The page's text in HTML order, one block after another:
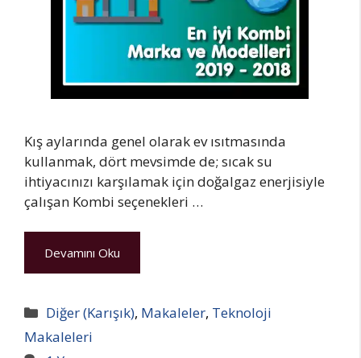
Kış aylarında genel olarak ev ısıtmasında
kullanmak, dört mevsimde de; sıcak su
ihtiyacınızı karşılamak için doğalgaz enerjisiyle
çalışan Kombi seçenekleri …
Devamını Oku
Kategoriler
Diğer (Karışık), Makaleler, Teknoloji
Makaleleri